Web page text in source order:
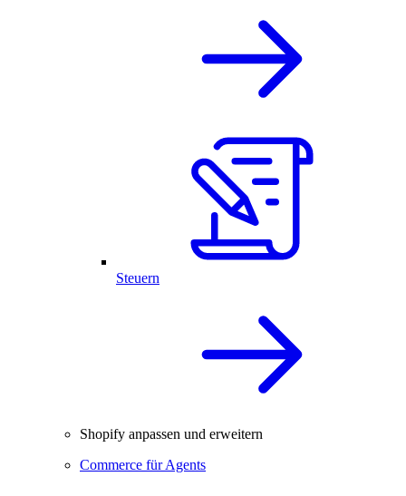
Steuern
Shopify anpassen und erweitern
Commerce für Agents